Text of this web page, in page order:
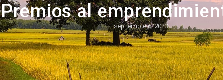
Premios al
septiembre 6, 2023